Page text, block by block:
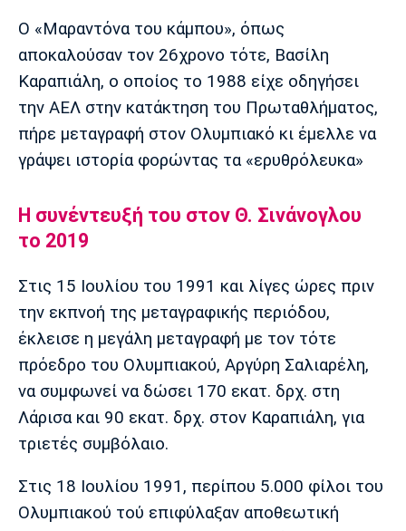
Πολιτισμός
Τραγούδια
Cine Spot
Running
Παρασκήνιο
Πρόγραμμα TV
Κηφισιά Πανσερραϊκός
Μαδρίτης
Μαδρίτης
Μάντσεστερ
Γιουνάιτεντ
Τσέλσι Άρσεναλ
Λίβερπουλ
Μάντσεστερ
Σίτι
Γιουβέντους
Ίντερ Μίλαν Μπάγερν
Ο «Μαραντόνα του κάμπου», όπως
αποκαλούσαν τον 26χρονο τότε, Βασίλη
Καραπιάλη, ο οποίος το 1988 είχε οδηγήσει
την ΑΕΛ στην κατάκτηση του Πρωταθλήματος,
πήρε μεταγραφή στον Ολυμπιακό κι έμελλε να
γράψει ιστορία φορώντας τα «ερυθρόλευκα»
Η συνέντευξή του στον Θ. Σινάνογλου
το 2019
Στις 15 Ιουλίου του 1991 και λίγες ώρες πριν
την εκπνοή της μεταγραφικής περιόδου,
έκλεισε η μεγάλη μεταγραφή με τον τότε
πρόεδρο του Ολυμπιακού, Αργύρη Σαλιαρέλη,
να συμφωνεί να δώσει 170 εκατ. δρχ. στη
Λάρισα και 90 εκατ. δρχ. στον Καραπιάλη, για
τριετές συμβόλαιο.
Στις 18 Ιουλίου 1991, περίπου 5.000 φίλοι του
Ολυμπιακού τού επιφύλαξαν αποθεωτική